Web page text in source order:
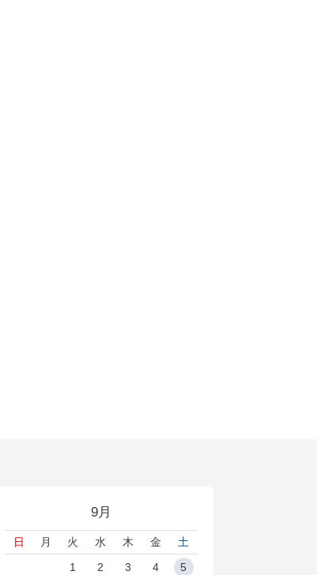
9月
日 月 火 水 木 金
土
1
2 3 4 5